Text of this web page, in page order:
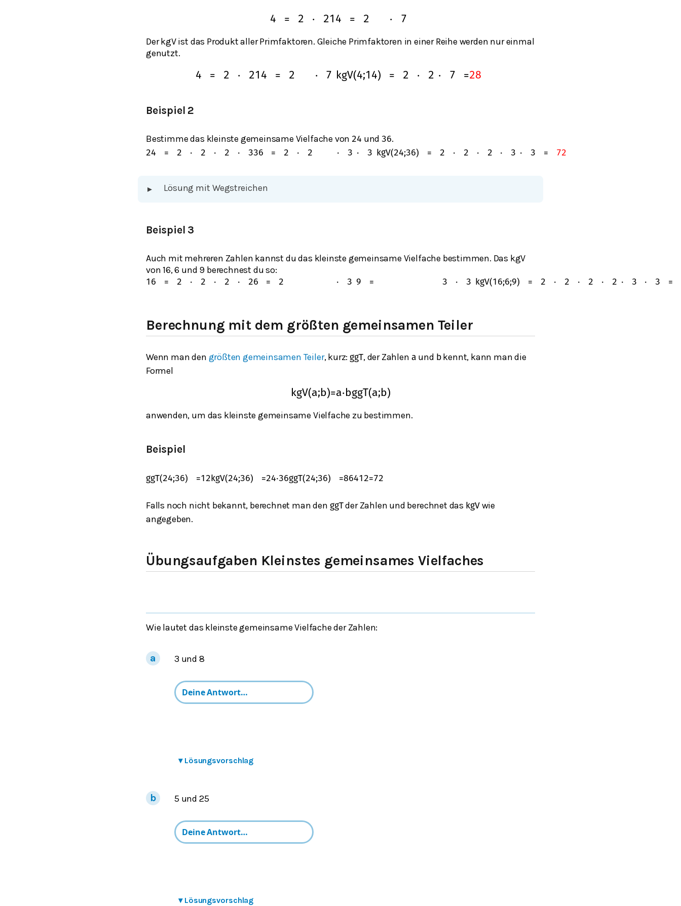
4 = 2 ⋅ 214 = 2 ⋅ 7
Der kgV ist das Produkt aller Primfaktoren. Gleiche Primfaktoren in einer Reihe werden nur einmal
genutzt.
4 = 2 ⋅ 214 = 2 ⋅ 7 kgV(4;14) = 2 ⋅ 2 ⋅ 7 =28
Beispiel 2
Bestimme das kleinste gemeinsame Vielfache von 24 und36.
24 = 2 ⋅ 2 ⋅ 2 ⋅ 336 = 2 ⋅ 2 ⋅ 3 ⋅ 3 kgV(24;36) = 2 ⋅ 2 ⋅ 2 ⋅ 3 ⋅ 3 = 72
▸ Lösung mit Wegstreichen
Beispiel 3
Auch mit mehreren Zahlen kannst du das kleinste gemeinsame Vielfache bestimmen. Das kgV
von 16, 6 und 9 berechnest du so:
16 = 2 ⋅ 2 ⋅ 2 ⋅ 26 = 2 ⋅ 3 9 = 3 ⋅ 3 kgV(16;6;9) = 2 ⋅ 2 ⋅ 2 ⋅ 2 ⋅ 3 ⋅ 3 =
Berechnung mit dem größten gemeinsamen Teiler
Wenn man den größten gemeinsamen Teiler, kurz: ggT, der Zahlen a und bkennt, kann man die
Formel
kgV(a; b)=a⋅ bggT(a; b)
anwenden, um das kleinste gemeinsame Vielfache zu bestimmen.
Beispiel
ggT(24;36) =12 kgV(24;36) =24⋅36ggT(24;36) =86412=72
Falls noch nicht bekannt, berechnet man den ggTder Zahlen und berechnet das kgVwie
angegeben.
Übungsaufgaben Kleinstes gemeinsames Vielfaches
Wie lautet das kleinste gemeinsame Vielfache der Zahlen:
3 und 8
▾ Lösungsvorschlag
5 und 25
▾ Lösungsvorschlag